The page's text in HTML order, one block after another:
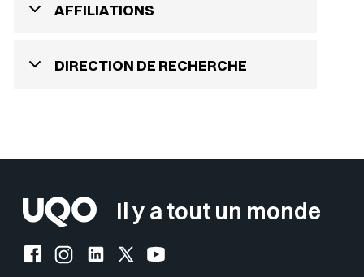
AFFILIATIONS
DIRECTION DE RECHERCHE
Il y a tout un monde
Facebook de l'UQO
Instagram de l'UQO
LinkedIn de l'UQO
X (Twitter) de l'UQO
YouTube de l'UQO